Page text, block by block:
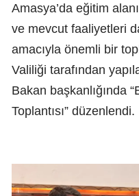
Amasya’da eğitim
ve mevcut faaliyetleri
amacıyla önemli bir
Valiliği tarafından
Bakan başkanlığında
Toplantısı” düzenlendi.